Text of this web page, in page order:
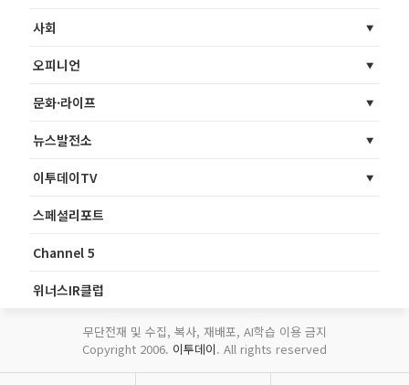
사회
오피니언
문화·라이프
뉴스발전소
이투데이TV
스페셜리포트
Channel 5
위너스IR클럽
무단전재 및 수집, 복사, 재배포, AI학습 이용 금지
Copyright 2006. 이투데이. All rights reserved